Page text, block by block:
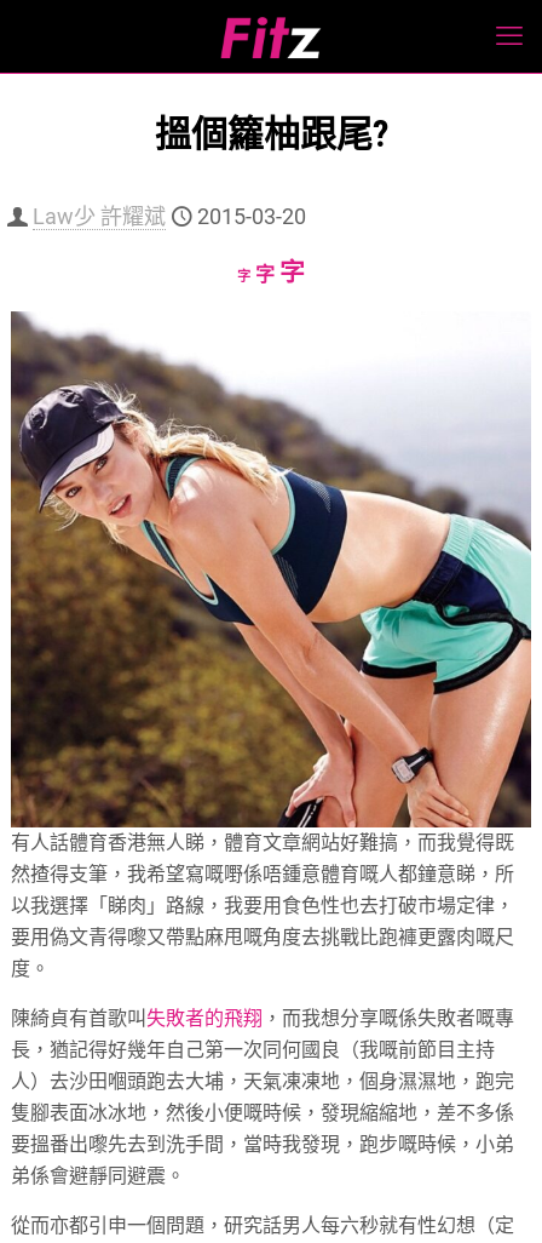
搵個籮柚跟尾?
Law少 許耀斌 2015-03-20
字Decrease
字Reset
字Increase
有人話體育香港無人睇，體育文章網站好難搞，而我覺得既
然揸得支筆，我希望寫嘅嘢係唔鍾意體育嘅人都鐘意睇， 所
以我選擇「睇肉」路線，我要用食色性也去打破市場定律，
要用偽文青得嚟又帶點麻甩嘅角度去挑戰比跑褲更露肉嘅尺
度。
陳綺貞有首歌叫失敗者的飛翔 ，而我想分享嘅係失敗者嘅專
長，猶記得好幾年自己第一次同何國良（我嘅前節目主持
人）去沙田嗰頭跑去大埔，天氣凍凍地，個身濕濕地， 跑完
隻腳表面冰冰地，然後小便嘅時候，發現縮縮地， 差不多係
要搵番出嚟先去到洗手間，當時我發現，跑步嘅時候，小弟
弟係會避靜同避震。
從而亦都引申一個問題，研究話男人每六秒就有性幻想（定